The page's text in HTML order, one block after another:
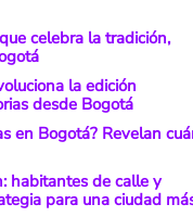
celebra la tradición,
la edición
desde Bogotá
en Bogotá? Revelan
habitantes de calle y
para una ciudad